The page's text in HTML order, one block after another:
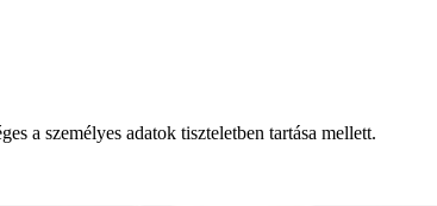
a személyes adatok tiszteletben tartása mellett.